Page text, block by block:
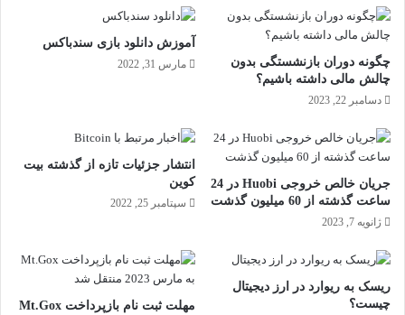
چگونه دوران بازنشستگی بدون
چالش مالی داشته باشیم؟
دسامبر 22, 2023
آموزش دانلود بازی سندباکس
مارس 31, 2022
جریان خالص خروجی Huobi در 24
ساعت گذشته از 60 میلیون گذشت
ژانویه 7, 2023
انتشار جزئیات تازه از گذشته بیت
کوین
سپتامبر 25, 2022
ریسک به ریوارد در ارز دیجیتال
چیست؟
مهلت ثبت نام بازپرداخت Mt.Gox